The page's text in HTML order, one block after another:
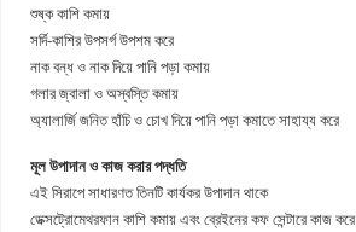
শুষ্ক কাশি কমায়
সর্দি-কাশির উপসর্গ উপশম করে
নাক বন্ধ ও নাক দিয়ে পানি পড়া কমায়
গলার জ্বালা ও অস্বস্তি কমায়
অ্যালার্জি জনিত হাঁচি ও চোখ দিয়ে পানি পড়া কমাতে সাহায্য করে
মূল উপাদান ও কাজ করার পদ্ধতি
এই সিরাপে সাধারণত তিনটি কার্যকর উপাদান থাকে
ডেক্সট্রোমেথরফান কাশি কমায় এবং ব্রেইনের কফ সেন্টারে কাজ করে